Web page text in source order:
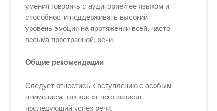
умения говорить с аудиторией ее языком и
способности поддерживать высокий
уровень эмоции на протяжении всей, часто
весьма пространной, речи.
Общие рекомендации
Следует отнестись к вступлению с особым
вниманием, так как от него зависит
последующий успех речи.